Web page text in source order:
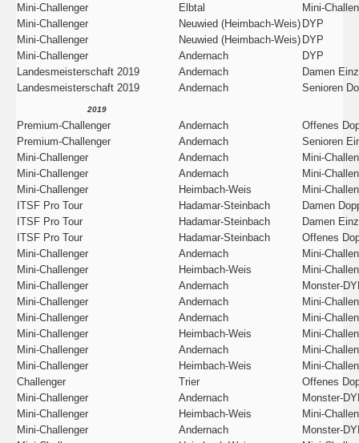
Mini-Challenger
Elbtal
Mini-
Mini-Challenger
Neuwied (Heimbach-Weis) DYP
Mini-Challenger
Neuwied (Heimbach-Weis) DYP
Mini-Challenger
Andernach
DYP
Landesmeisterschaft 2019
Andernach
Damen
Landesmeisterschaft 2019
Andernach Senioren
2019
Premium-Challenger Andernach
Offenes
Premium-Challenger
Andernach
Senioren
Mini-Challenger
Andernach
Mini-
Mini-Challenger
Andernach
Mini-
Mini-Challenger
Heimbach-Weis
Mini-
ITSF Pro Tour
Hadamar-Steinbach
Damen
ITSF Pro Tour
Hadamar-Steinbach
Damen
ITSF Pro Tour
Hadamar-Steinbach
Offenes
Mini-Challenger
Andernach
Mini-
Mini-Challenger
Heimbach-Weis
Mini-
Mini-Challenger
Andernach
Monster-
Mini-Challenger
Andernach
Mini-
Mini-Challenger
Andernach
Mini-
Mini-Challenger
Heimbach-Weis
Mini-
Mini-Challenger
Andernach
Mini-
Mini-Challenger
Heimbach-Weis
Mini-
Challenger
Trier
Offenes
Mini-Challenger
Andernach
Monster-
Mini-Challenger
Heimbach-Weis
Mini-
Mini-Challenger
Andernach
Monster-